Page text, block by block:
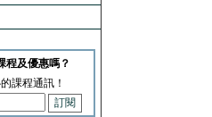
程及優惠嗎？
課程通訊！